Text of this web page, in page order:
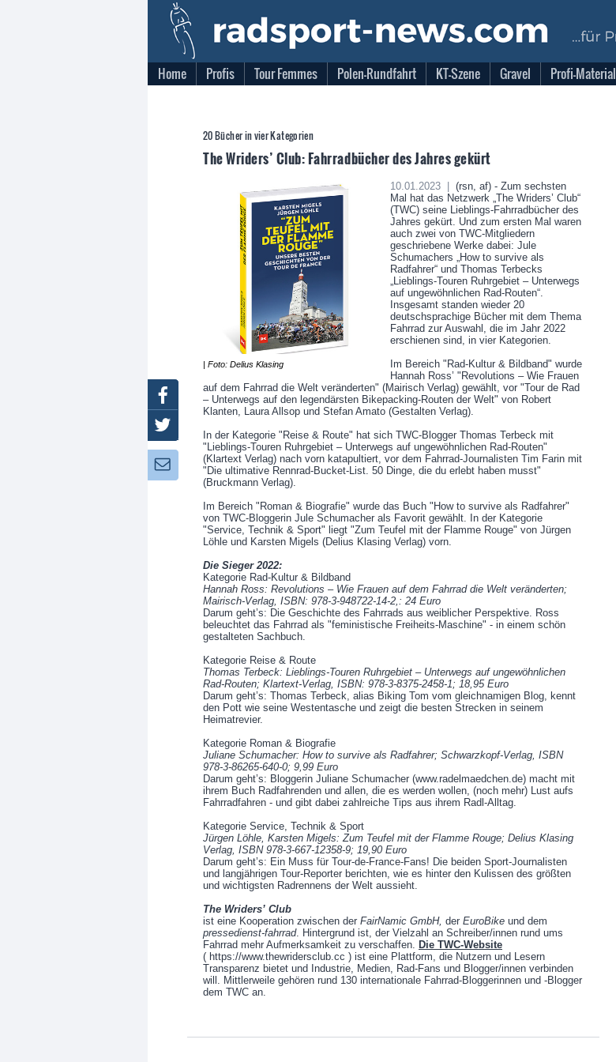
Home Profis Tour Femmes Polen-Rundfahrt KT-Szene Gravel Profi-Material
20 Bücher in vier Kategorien
The Wriders’ Club: Fahrradbücher des Jahres gekürt
| Foto: Delius Klasing
10.01.2023 |
(rsn, af) - Zum sechsten
Mal hat das Netzwerk „The Wriders’ Club“
(TWC) seine Lieblings-Fahrradbücher des
Jahres gekürt. Und zum ersten Mal waren
auch zwei von TWC-Mitgliedern
geschriebene Werke dabei: Jule
Schumachers „How to survive als
Radfahrer“ und Thomas Terbecks
„Lieblings-Touren Ruhrgebiet – Unterwegs
auf ungewöhnlichen Rad-Routen“.
Insgesamt standen wieder 20
deutschsprachige Bücher mit dem Thema
Fahrrad zur Auswahl, die im Jahr 2022
erschienen sind, in vier Kategorien.
Im Bereich "Rad-Kultur & Bildband" wurde
Hannah Ross’ "Revolutions – Wie Frauen
auf dem Fahrrad die Welt veränderten" (Mairisch Verlag) gewählt, vor "Tour de Rad
– Unterwegs auf den legendärsten Bikepacking-Routen der Welt" von Robert
Klanten, Laura Allsop und Stefan Amato (Gestalten Verlag).
In der Kategorie "Reise & Route" hat sich TWC-Blogger Thomas Terbeck mit
"Lieblings-Touren Ruhrgebiet – Unterwegs auf ungewöhnlichen Rad-Routen"
(Klartext Verlag) nach vorn katapultiert, vor dem Fahrrad-Journalisten Tim Farin mit
"Die ultimative Rennrad-Bucket-List. 50 Dinge, die du erlebt haben musst"
(Bruckmann Verlag).
Im Bereich "Roman & Biografie" wurde das Buch "How to survive als Radfahrer"
von TWC-Bloggerin Jule Schumacher als Favorit gewählt. In der Kategorie
"Service, Technik & Sport" liegt "Zum Teufel mit der Flamme Rouge" von Jürgen
Löhle und Karsten Migels (Delius Klasing Verlag) vorn.
Die Sieger 2022:
Kategorie Rad-Kultur & Bildband
Hannah Ross: Revolutions – Wie Frauen auf dem Fahrrad die Welt veränderten;
Mairisch-Verlag, ISBN: 978-3-948722-14-2,: 24 Euro
Darum geht’s: Die Geschichte des Fahrrads aus weiblicher Perspektive. Ross
beleuchtet das Fahrrad als "feministische Freiheits-Maschine" - in einem schön
gestalteten Sachbuch.
Kategorie Reise & Route
Thomas Terbeck: Lieblings-Touren Ruhrgebiet – Unterwegs auf ungewöhnlichen
Rad-Routen; Klartext-Verlag, ISBN: 978-3-8375-2458-1; 18,95 Euro
Darum geht’s: Thomas Terbeck, alias Biking Tom vom gleichnamigen Blog, kennt
den Pott wie seine Westentasche und zeigt die besten Strecken in seinem
Heimatrevier.
Kategorie Roman & Biografie
Juliane Schumacher: How to survive als Radfahrer; Schwarzkopf-Verlag, ISBN
978-3-86265-640-0; 9,99 Euro
Darum geht’s: Bloggerin Juliane Schumacher (www.radelmaedchen.de) macht mit
ihrem Buch Radfahrenden und allen, die es werden wollen, (noch mehr) Lust aufs
Fahrradfahren - und gibt dabei zahlreiche Tips aus ihrem Radl-Alltag.
Kategorie Service, Technik & Sport
Jürgen Löhle, Karsten Migels: Zum Teufel mit der Flamme Rouge; Delius Klasing
Verlag, ISBN 978-3-667-12358-9; 19,90 Euro
Darum geht’s: Ein Muss für Tour-de-France-Fans! Die beiden Sport-Journalisten
und langjährigen Tour-Reporter berichten, wie es hinter den Kulissen des größten
und wichtigsten Radrennens der Welt aussieht.
The Wriders’ Club
ist eine Kooperation zwischen der FairNamic GmbH, der EuroBike und dem
pressedienst-fahrrad. Hintergrund ist, der Vielzahl an Schreiber/innen rund ums
Fahrrad mehr Aufmerksamkeit zu verschaffen. Die TWC-Website
( https://www.thewridersclub.cc ) ist eine Plattform, die Nutzern und Lesern
Transparenz bietet und Industrie, Medien, Rad-Fans und Blogger/innen verbinden
will. Mittlerweile gehören rund 130 internationale Fahrrad-Bloggerinnen und -Blogger
dem TWC an.
Facebook
Newsletter: